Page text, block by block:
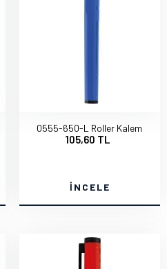
0555-650-L Roller Kalem
105,60 TL
İNCELE